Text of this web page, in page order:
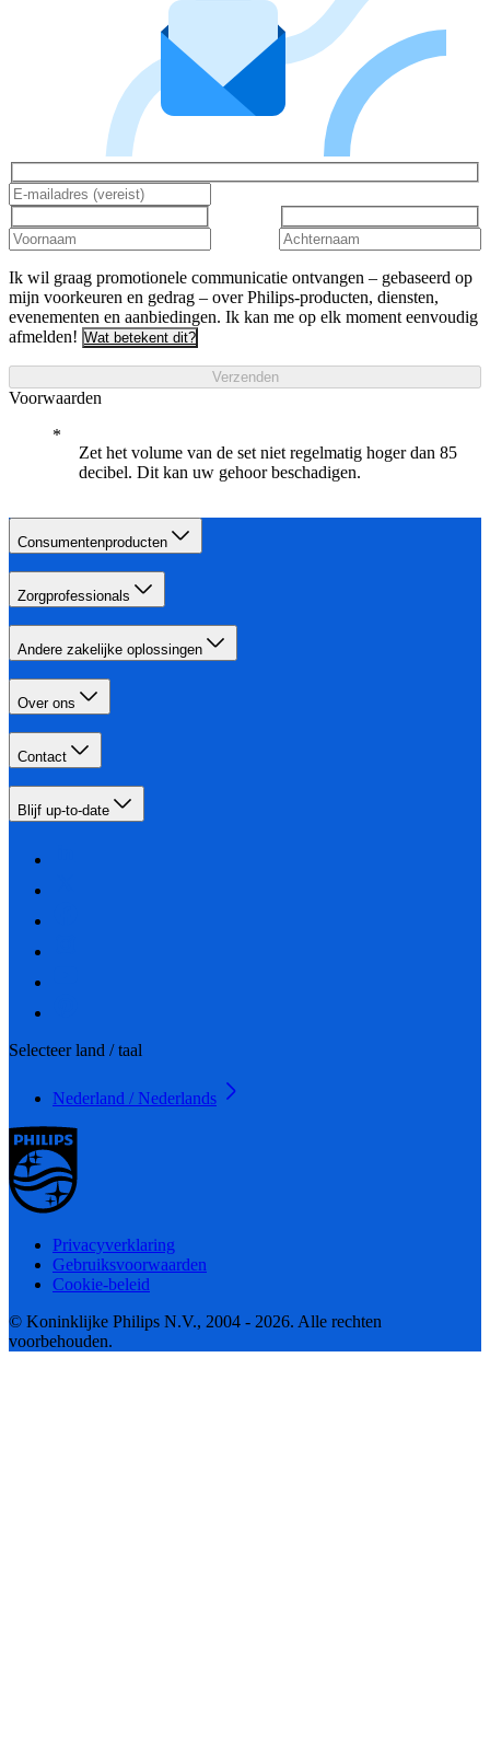
Ik wil graag promotionele communicatie ontvangen – gebaseerd op
mijn voorkeuren en gedrag – over Philips-producten, diensten,
evenementen en aanbiedingen. Ik kan me op elk moment eenvoudig
afmelden! Wat betekent dit?
Verzenden
Voorwaarden
Zet het volume van de set niet regelmatig hoger dan 85
decibel. Dit kan uw gehoor beschadigen.
Consumentenproducten
Zorgprofessionals
Andere zakelijke oplossingen
Over ons
Contact
Blijf up-to-date
Selecteer land / taal
Nederland / Nederlands
Privacyverklaring
Gebruiksvoorwaarden
Cookie-beleid
© Koninklijke Philips N.V., 2004 - 2026. Alle rechten
voorbehouden.